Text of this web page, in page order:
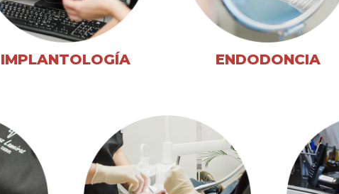
IMPLANTOLOGÍA ENDODONCIA